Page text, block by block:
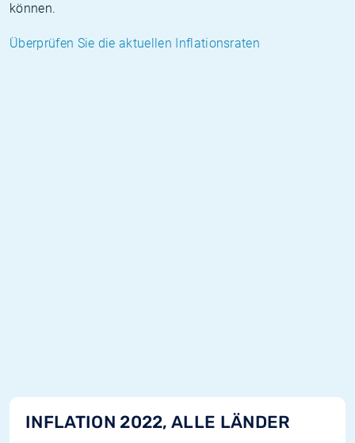
können.
Überprüfen Sie die aktuellen Inflationsraten
INFLATION 2022, ALLE LÄNDER